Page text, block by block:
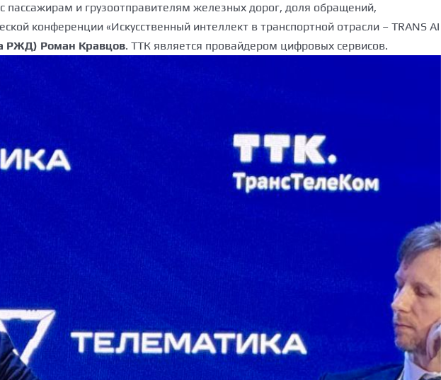
пассажирам и грузоотправителям железных дорог, доля обращений,
конференции «Искусственный интеллект в транспортной отрасли – TRANS AI
РЖД) Роман Кравцов. ТТК является провайдером цифровых сервисов.